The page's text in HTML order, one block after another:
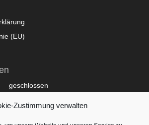
Zustimmung verwalten
(EU)
geschlossen
09:00 - 18:00